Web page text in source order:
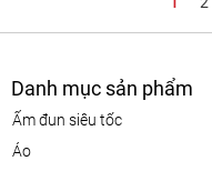
Danh mục sản phẩm
ấm đun siêu tốc
áo